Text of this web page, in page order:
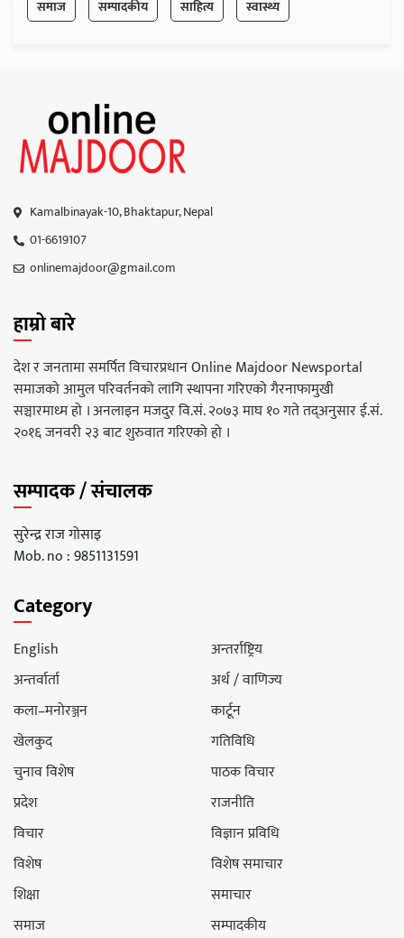
समाज
सम्पादकीय साहित्य स्वास्थ्य
Kamalbinayak-10, Bhaktapur, Nepal
01-6619107
onlinemajdoor@gmail.com
हाम्रो बारे
देश र जनतामा समर्पित विचारप्रधान Online Majdoor Newsportal
समाजको आमुल परिवर्तनको लागि स्थापना गरिएको गैरनाफामुखी
सञ्चारमाध्म हो । अनलाइन मजदुर वि.सं. २०७३ माघ १० गते तद्अनुसार ई.सं.
२०१६ जनवरी २३ बाट शुरुवात गरिएको हो ।
सम्पादक / संचालक
सुरेन्द्र राज गोसाइ
Mob. no : 9851131591
Category
English
अन्तर्राष्ट्रिय
अन्तर्वार्ता
अर्थ / वाणिज्य
कला–मनोरञ्जन
कार्टून
खेलकुद
गतिविधि
चुनाव विशेष
पाठक विचार
प्रदेश
राजनीति
विचार
विज्ञान प्रविधि
विशेष
विशेष समाचार
शिक्षा
समाचार
समाज
सम्पादकीय